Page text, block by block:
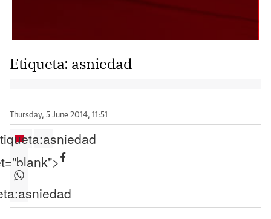
Etiqueta: asniedad
Thursday, 5 June 2014, 11:51
asniedad
asniedad